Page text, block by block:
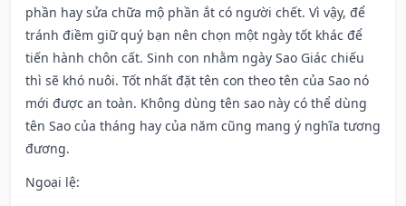
phần hay sửa chữa mộ phần ắt có người chết. Vì vậy, để
tránh điềm giữ quý bạn nên chọn một ngày tốt khác để
tiến hành chôn cất. Sinh con nhằm ngày Sao Giác chiếu
thì sẽ khó nuôi. Tốt nhất đặt tên con theo tên của Sao nó
mới được an toàn. Không dùng tên sao này có thể dùng
tên Sao của tháng hay của năm cũng mang ý nghĩa tương
đương.
Ngoại lệ: